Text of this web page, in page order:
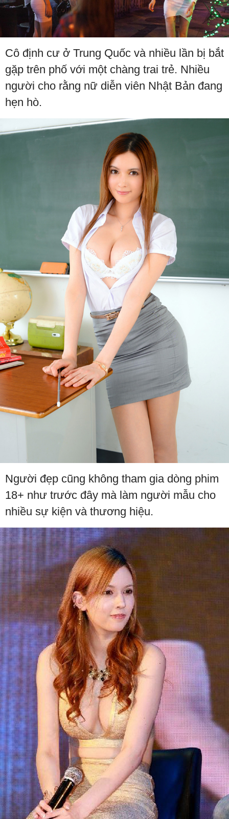
Cô định cư ở Trung Quốc và nhiều lần bị bắt
gặp trên phố với một chàng trai trẻ. Nhiều
người cho rằng nữ diễn viên Nhật Bản đang
hẹn hò.
Người đẹp cũng không tham gia dòng phim
18+ như trước đây mà làm người mẫu cho
nhiều sự kiện và thương hiệu.